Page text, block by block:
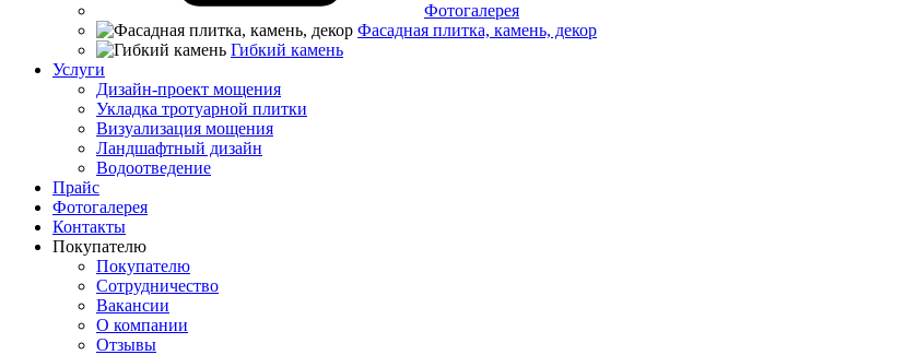
Фотогалерея
Фасадная плитка, камень, декор
Гибкий камень
Услуги
Дизайн-проект мощения
Укладка тротуарной плитки
Визуализация мощения
Ландшафтный дизайн
Водоотведение
Прайс
Фотогалерея
Контакты
Покупателю
Покупателю
Сотрудничество
Вакансии
О компании
Отзывы